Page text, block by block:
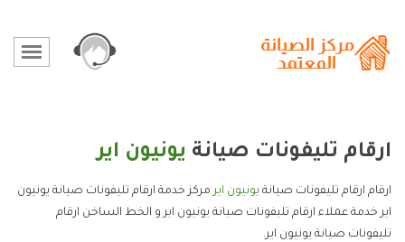
ارقام تليفونات صيانة يونيون اير
ارقام ارقام تليفونات صيانة يونيون ايرمركز خدمة ارقام تليفونات صيانة يونيون
اير خدمة عملاء ارقام تليفونات صيانة يونيون اير و الخط الساخن ارقام
تليفونات صيانة يونيون اير.